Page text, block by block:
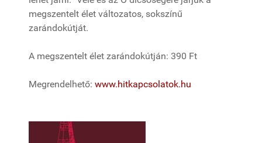
megszentelt élet változatos, sokszínű
zarándokútját.
A megszentelt élet zarándokútján: 390 Ft
Megrendelhető: www.hitkapcsolatok.hu